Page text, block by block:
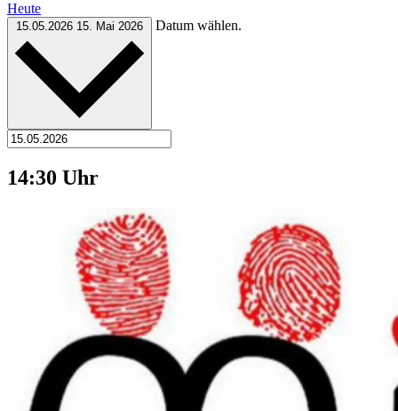
Heute
15.05.2026 15. Mai 2026 Datum wählen.
14:30 Uhr